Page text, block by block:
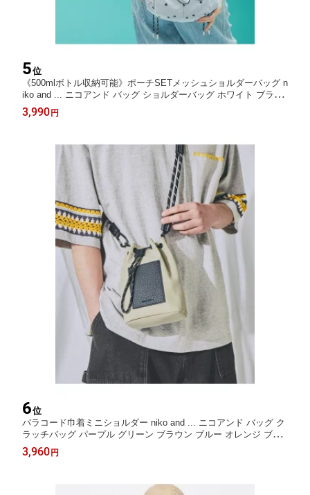
5位
《500mlボトル収納可能》ポーチSETメッシュショルダーバッグ n
iko and ... ニコアンド バッグ ショルダーバッグ ホワイト ブラッ
ク【送料無料】[Rakuten Fashion]
3,990 円
6位
パラコード巾着ミニショルダー niko and ... ニコアンド バッグ ク
ラッチバッグ パープル グリーン ブラウン ブルー オレンジ ブラ
ック ネイビー グレー[Rakuten Fashion]
3,960 円